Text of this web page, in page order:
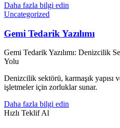
Daha fazla bilgi edin
Uncategorized
Gemi Tedarik Yazılımı
Gemi Tedarik Yazılımı: Denizcilik
Yolu
Denizcilik sektörü, karmaşık
işletmeler için zorluklar sunar.
Daha fazla bilgi edin
Hızlı Teklif Al